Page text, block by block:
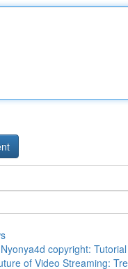
copyright:
of Video Streaming: